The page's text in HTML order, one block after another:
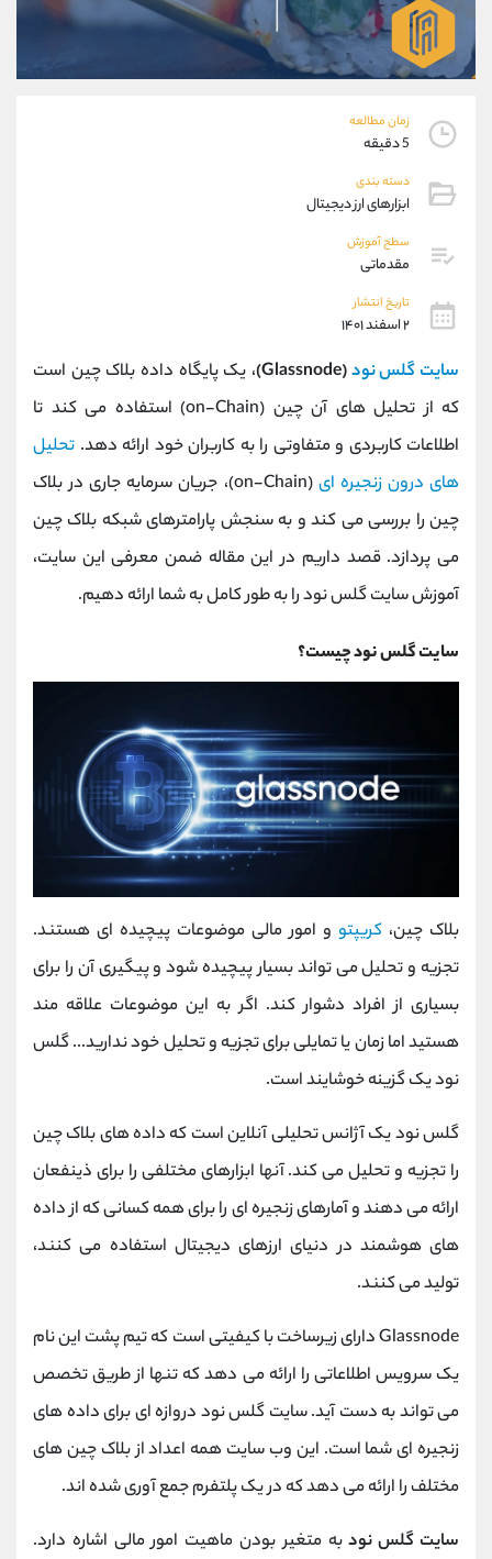
زمان مطالعه
5 دقیقه
دسته بندی
ابزارهای ارز دیجیتال
سطح آموزش
مقدماتی
تاریخ انتشار
۲ اسفند ۱۴۰۱
سایت گلس نود(Glassnode)
، یک پایگاه داده بلاک چین است
که از تحلیل های آن چین (on-Chain) استفاده می کند تا
اطلاعات کاربردی و متفاوتی را به کاربران خود ارائه دهد. تحلیل
های درون زنجیره ای
(on-Chain)، جریان سرمایه جاری در بلاک
چین را بررسی می کند و به سنجش پارامترهای شبکه بلاک چین
می پردازد. قصد داریم در این مقاله ضمن معرفی این سایت،
آموزش سایت گلس نود را به طور کامل به شما ارائه دهیم.
سایت گلس نود چیست؟
بلاک چین، کریپتو و امور مالی موضوعات پیچیده ای هستند.
تجزیه و تحلیل می تواند بسیار پیچیده شود و پیگیری آن را برای
بسیاری از افراد دشوار کند. اگر به این موضوعات علاقه مند
هستید اما زمان یا تمایلی برای تجزیه و تحلیل خود ندارید... گلس
نود یک گزینه خوشایند است.
گلس نود یک آژانس تحلیلی آنلاین است که داده های بلاک چین
را تجزیه و تحلیل می کند. آنها ابزارهای مختلفی را برای ذینفعان
ارائه می دهند و آمارهای زنجیره ای را برای همه کسانی که از داده
های هوشمند در دنیای ارزهای دیجیتال استفاده می کنند،
تولید می کنند.
Glassnode دارای زیرساخت با کیفیتی است که تیم پشت این نام
یک سرویس اطلاعاتی را ارائه می دهد که تنها از طریق تخصص
می تواند به دست آید. سایت گلس نود دروازه ای برای داده های
زنجیره ای شما است. این وب سایت همه اعداد از بلاک چین های
مختلف را ارائه می دهد که در یک پلتفرم جمع آوری شده اند.
سایت گلس نودبه متغیر بودن ماهیت امور مالی اشاره دارد.
09101364784
واتساپ
تلگرام
پشتیبان فروش
موبایل
واتساپ
داخلی
اطلاعات تماس (دفتر فروش)
تلفن 021-22021030
بدون پیش شماره 90001030
اینستاگرام @alireza.mehrabii
کانال تلگرام @alirezamehrabi_com